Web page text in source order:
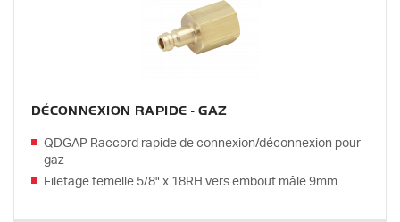
DÉCONNEXION RAPIDE - GAZ
QDGAP Raccord rapide de connexion/déconnexion pour
gaz
Filetage femelle 5/8" x 18RH vers embout mâle 9mm